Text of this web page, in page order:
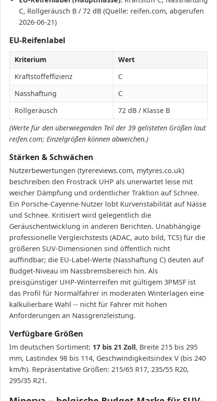
C, Rollgeräusch B / 72 dB (Quelle: reifen.com, abgerufen
2026-06-21)
EU-Reifenlabel
Kriterium
Wert
Kraftstoffeffizienz
C
Nasshaftung
C
Rollgeräusch
72 dB / Klasse B
(Werte für den überwiegenden Teil der 39 gelisteten Größen laut
reifen.com; Einzelgrößen können abweichen.)
Stärken & Schwächen
Nutzerbewertungen (tyrereviews.com, mytyres.co.uk)
beschreiben den Frostrack UHP als unerwartet leise mit
weicher Dämpfung und ordentlicher Traktion auf Schnee.
Ein Porsche-Cayenne-Nutzer lobt Kurvenstabilität auf Nässe
und Schnee. Kritisiert wird gelegentlich die
Geräuschentwicklung in anderen Berichten. Unabhängige
professionelle Vergleichstests (ADAC, auto bild, TCS) für die
größeren SUV-Dimensionen sind öffentlich nicht
auffindbar; die EU-Label-Werte (Nasshaftung C) deuten auf
Budget-Niveau im Nassbremsbereich hin. Als
preisgünstiger UHP-Winterreifen mit gültigem 3PMSF ist
das Profil für Normalfahrer in moderaten Winterlagen eine
kalkulierbare Wahl -- nicht für Fahrer mit hohen
Anforderungen an Nassgrenzleistung.
Verfügbare Größen
Im deutschen Sortiment: 17 bis 21 Zoll, Breite 215 bis 295
mm, Lastindex 98 bis 114, Geschwindigkeitsindex V (bis 240
km/h). Repräsentative Größen: 215/65 R17, 235/55 R20,
295/35 R21.